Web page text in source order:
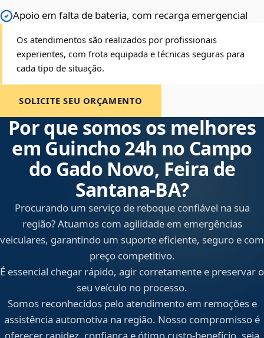
Apoio em falta de bateria, com recarga emergencial
Os atendimentos são realizados por profissionais
experientes, com frota equipada e técnicas seguras para
cada tipo de situação.
SOLICITE SEU ORÇAMENTO
Por que somos os melhores
em Guincho 24h no Campo
do Gado Novo, Feira de
Santana‑BA?
Procurando um serviço de reboque confiável na sua
região? Atuamos com agilidade em emergências
veiculares, garantindo um suporte eficiente, seguro e com
preço competitivo.
É essencial chegar rápido, agir corretamente e preservar o
seu veículo no processo.
Somos reconhecidos pelo atendimento em remoções e
assistência automotiva na região. Nosso compromisso é